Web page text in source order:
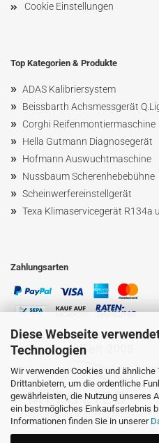
Diese Webseite
Technologien
Wir verwenden Cookies und ähnliche
Drittanbietern, um die ordentliche
gewährleisten, die Nutzung unseres
ein bestmögliches Einkaufserlebnis
Informationen finden Sie in unserer
Cookie Einstellungen
Top Kategorien & Produkte
» ADAS Kalibriersystem
» Beissbarth Achsmessgerät
» Corghi Reifenmontiermaschine
» Hella Gutmann Diagnosegerät
» Hofmann Auswuchtmaschine
» NussbaumScherenhebebühne
» Scheinwerfereinstellgerät
» Texa Klimaservicegerät R134a
Zahlungsarten